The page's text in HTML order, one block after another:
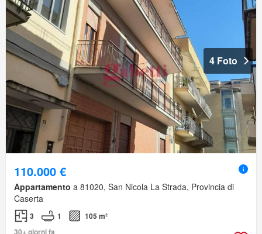
4 Foto
110.000 €
Appartamento a 81020, San Nicola La Strada, Provincia di
Caserta
3 1
105 m²
30+ giorni fa